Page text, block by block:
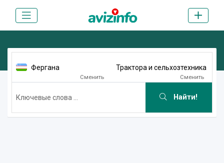
Фергана
Сменить
Трактора и сельхозтехника
Сменить
Найти!